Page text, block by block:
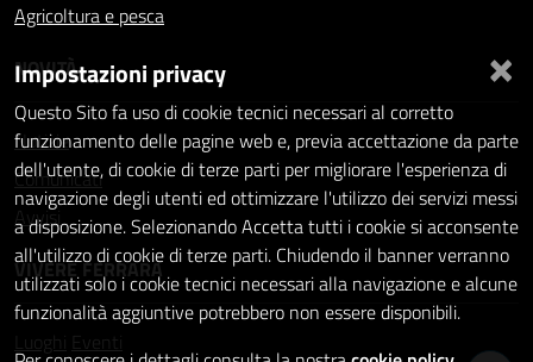
Agricoltura e pesca
NOVITÀ
Notizie
Comunicati
Avvisi
VIVERE FERRARA
Luoghi
Eventi
×
Impostazioni privacy
Questo Sito fa uso di cookie tecnici necessari al corretto
funzionamento delle pagine web e, previa accettazione da parte
dell'utente, di cookie di terze parti per migliorare l'esperienza di
navigazione degli utenti ed ottimizzare l'utilizzo dei servizi messi
a disposizione. Selezionando Accetta tutti i cookie si acconsente
all'utilizzo di cookie di terze parti. Chiudendo il banner verranno
utilizzati solo i cookie tecnici necessari alla navigazione e alcune
funzionalità aggiuntive potrebbero non essere disponibili.